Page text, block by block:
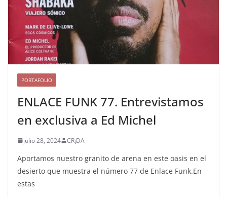
PORTAFOLIO
ENLACE FUNK 77. Entrevistamos
en exclusiva a Ed Michel
julio 28, 2024 CR¡DA
Aportamos nuestro granito de arena en este oasis en el
desierto que muestra el número 77 de Enlace Funk.En
estas